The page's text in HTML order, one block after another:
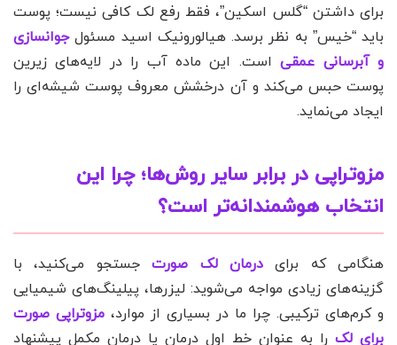
برای داشتن “گلس اسکین”، فقط رفع لک کافی نیست؛ پوست
باید “خیس” به نظر برسد. هیالورونیک اسید مسئولجوانسازی
و آبرسانی عمقیاست. این ماده آب را در لایه‌های زیرین
پوست حبس می‌کند و آن درخشش معروف پوست شیشه‌ای را
ایجاد می‌نماید.
مزوتراپی در برابر سایر روش‌ها؛ چرا این
انتخاب هوشمندانه‌تر است؟
هنگامی که برایدرمان لک صورتجستجو می‌کنید، با
گزینه‌های زیادی مواجه می‌شوید: لیزرها، پیلینگ‌های شیمیایی
و کرم‌های ترکیبی. چرا ما در بسیاری از موارد، مزوتراپی صورت
برای لک را به عنوان خط اول درمان یا درمان مکمل پیشنهاد